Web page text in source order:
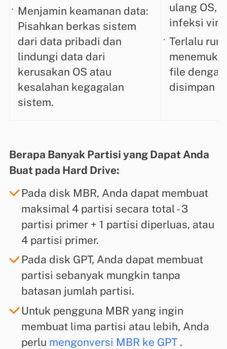
Menjamin keamanan data:
Pisahkan berkas sistem
dari data pribadi dan
lindungi data dari
kerusakan OS atau
kesalahan kegagalan
sistem.
ulang OS,
infeksi
Terlalu
file
disimpan
Berapa Banyak Partisi yang Dapat Anda
Buat pada Hard Drive:
Pada disk MBR, Anda dapat membuat
maksimal 4 partisi secara total - 3
partisi primer + 1 partisi diperluas, atau
4 partisi primer.
Pada disk GPT, Anda dapat membuat
partisi sebanyak mungkin tanpa
batasan jumlah partisi.
Untuk pengguna MBR yang ingin
membuat lima partisi atau lebih, Anda
perlu mengonversi MBR ke GPT.